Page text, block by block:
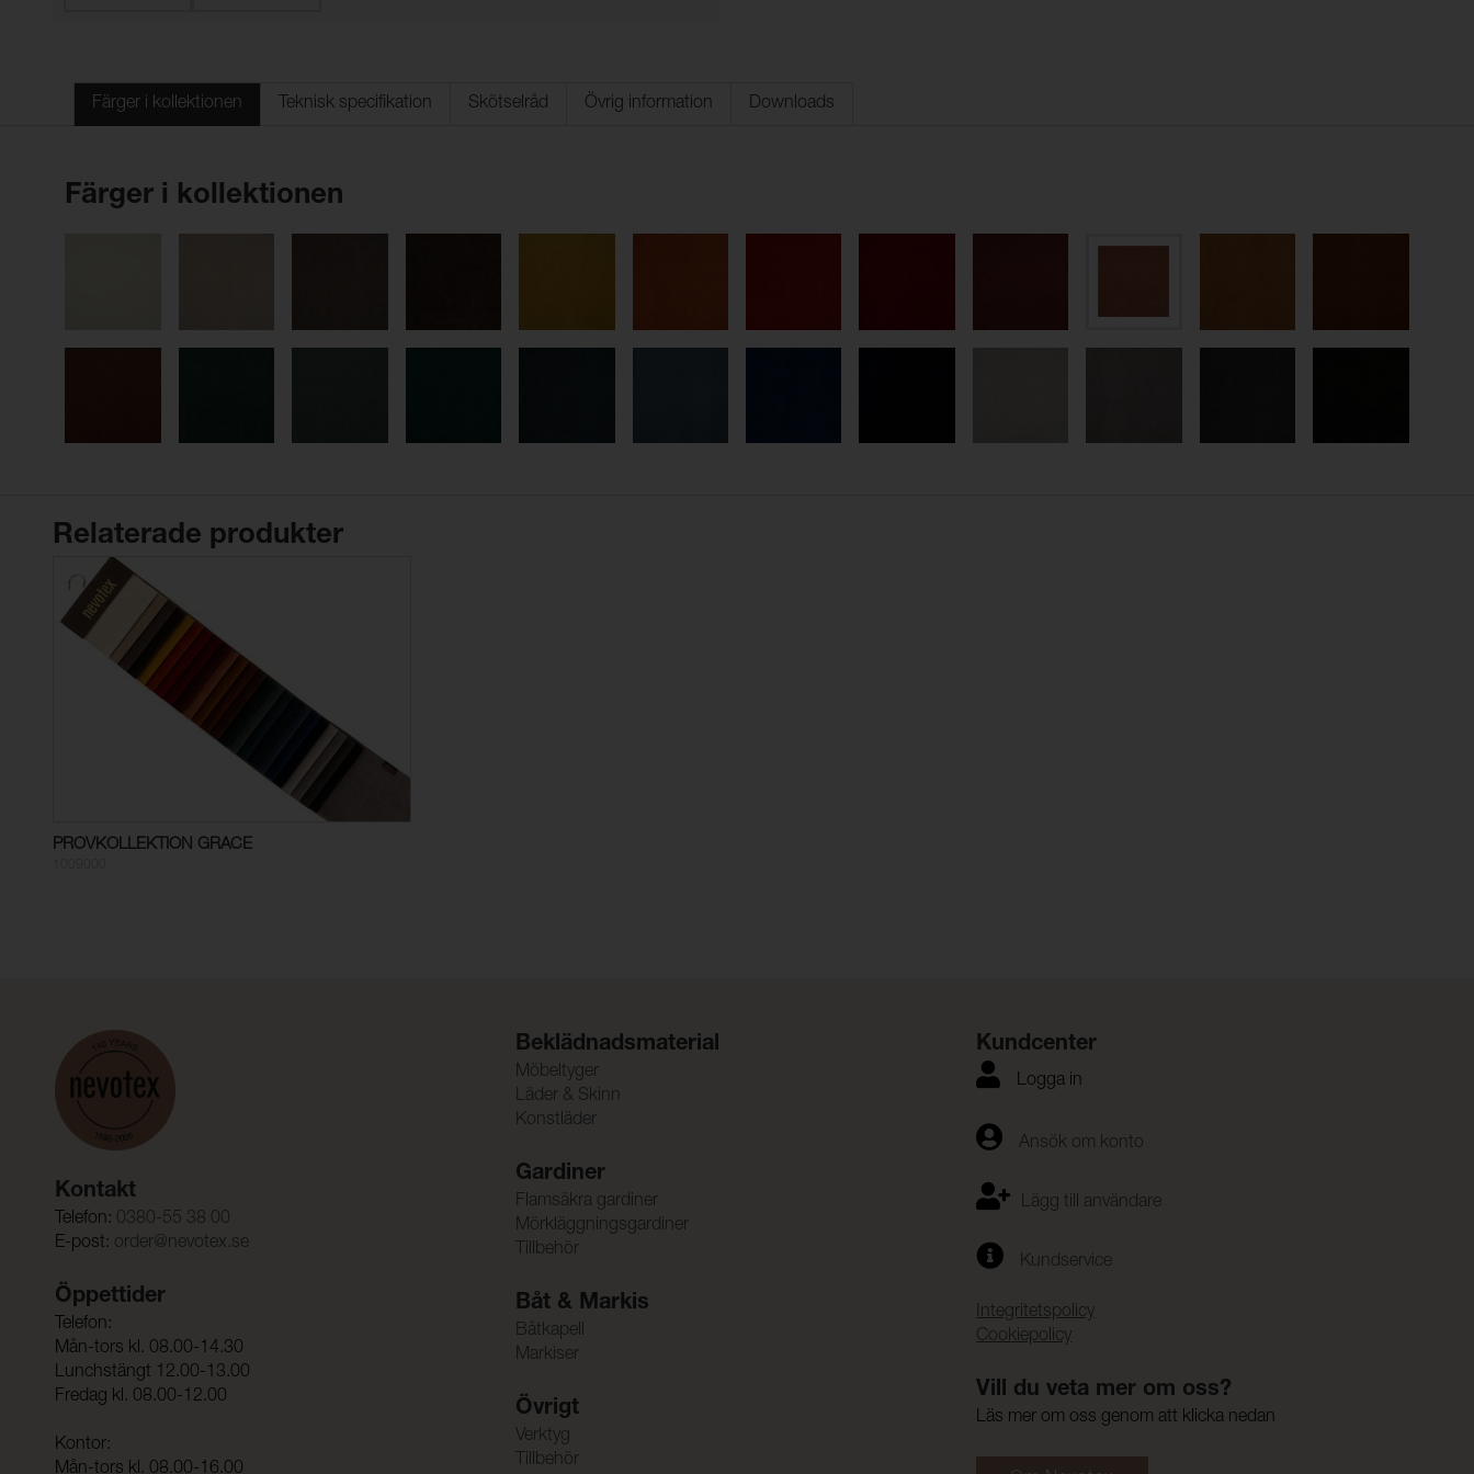
Färger i kollektionen Teknisk specifikation Skötselråd Övrig information Downloads
Färger i kollektionen
Relaterade produkter
PROVKOLLEKTION GRACE
Kontakt
Telefon: 0380-55 38 00
E-post: order@nevotex.se
Öppettider
Telefon:
Mån-tors kl. 08.00-14.30
Lunchstängt 12.00-13.00
Fredag kl. 08.00-12.00
Kontor:
Mån-tors kl. 08.00-16.00
Beklädnadsmaterial
Möbeltyger
Läder & Skinn
Konstläder
Gardiner
Flamsäkra gardiner
Mörkläggningsgardiner
Tillbehör
Båt & Markis
Båtkapell
Markiser
Övrigt
Verktyg
Tillbehör
Kundcenter
Logga in
Ansök om konto
Lägg till användare
Kundservice
Integritetspolicy
Cookiepolicy
Vill du veta mer om oss?
Läs mer om oss genom att klicka nedan